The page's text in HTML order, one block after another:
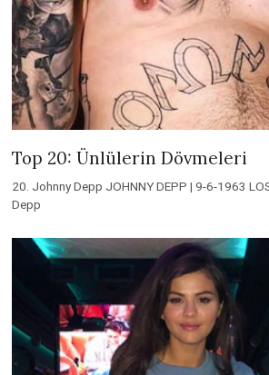
Top 20: Ünlülerin Dövmeleri
20. Johnny Depp JOHNNY DEPP | 9-6-1963
Depp